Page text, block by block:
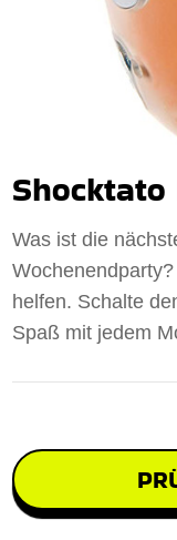
Was ist die
helfen. Schalte
Spaß mit jedem